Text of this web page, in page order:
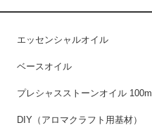
エッセンシャルオイル
ベースオイル
プレシャスストーンオイル 100ml
DIY（アロマクラフト用基材）